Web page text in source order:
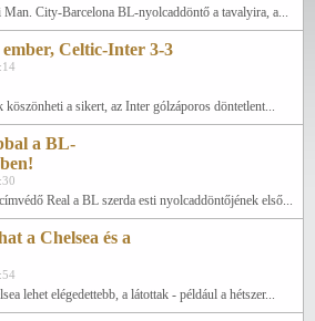
Man. City-Barcelona BL-nyolcaddöntő a tavalyira, a...
Celtic-Inter 3-3
a sikert, az Inter gólzáporos döntetlent...
a BL-
Real a BL szerda esti nyolcaddöntőjének első...
a Chelsea és a
lehet elégedettebb, a látottak - például a hétszer...